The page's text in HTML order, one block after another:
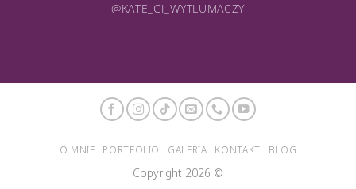
@KATE_CI_WYTLUMACZY
O MNIE PORTFOLIO GALERIA KONTAKT BLOG
Copyright 2026 ©